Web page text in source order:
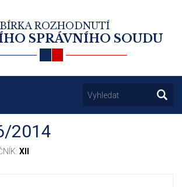
ROZHODNUTÍ
SPRÁVNÍHO SOUDU
2014
XII